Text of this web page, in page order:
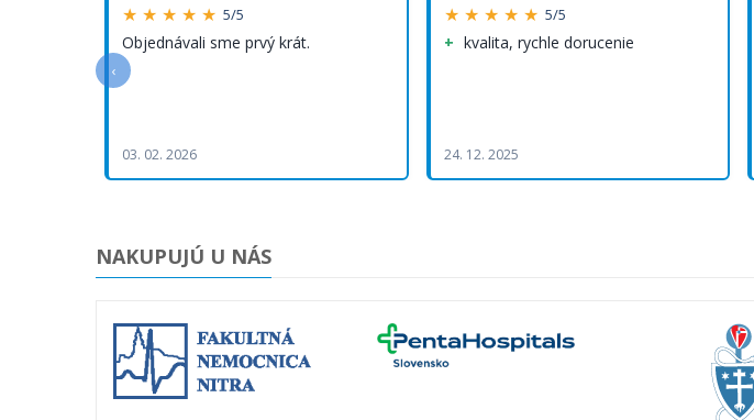
★ ★ ★ ★ ★ 5/5
Objednávali sme prvý krát.
03. 02. 2026
★ ★ ★ ★ ★ 5/5
kvalita, rychle dorucenie
24. 12. 2025
‹
NAKUPUJÚ U NÁS